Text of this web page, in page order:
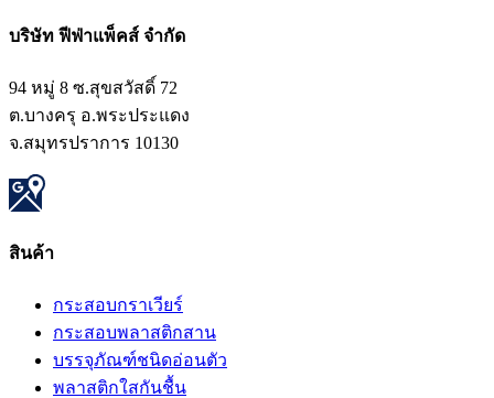
บริษัท ฟีฟ่าแพ็คส์ จำกัด
94 หมู่ 8 ซ.สุขสวัสดิ์ 72
ต.บางครุ อ.พระประแดง
จ.สมุทรปราการ 10130
สินค้า
กระสอบกราเวียร์
กระสอบพลาสติกสาน
บรรจุภัณฑ์ชนิดอ่อนตัว
พลาสติกใสกันชื้น